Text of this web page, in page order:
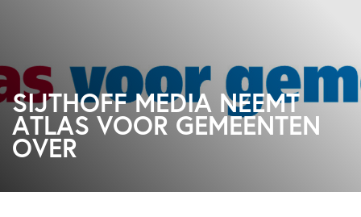
SIJTHOFF MEDIA NEEMT
ATLAS VOOR GEMEENTEN
OVER